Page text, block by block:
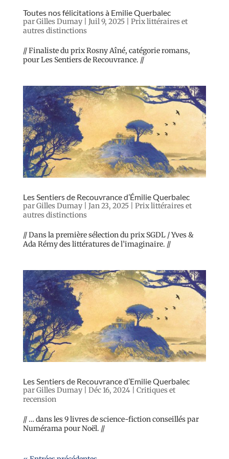
Toutes nos félicitations à Emilie Querbalec
parGilles Dumay| Juil 9, 2025| Prix littéraires et
autres distinctions
// Finaliste du prix Rosny Aîné, catégorie romans,
pour Les Sentiers de Recouvrance. //
Les Sentiers de Recouvrance d’Émilie Querbalec
parGilles Dumay| Jan 23, 2025| Prix littéraires et
autres distinctions
// Dans la première sélection du prix SGDL / Yves &
Ada Rémy des littératures de l’imaginaire. //
Les Sentiers de Recouvrance d’Emilie Querbalec
parGilles Dumay| Déc 16, 2024| Critiques et
recension
// … dans les 9 livres de science-fiction conseillés par
Numérama pour Noël. //